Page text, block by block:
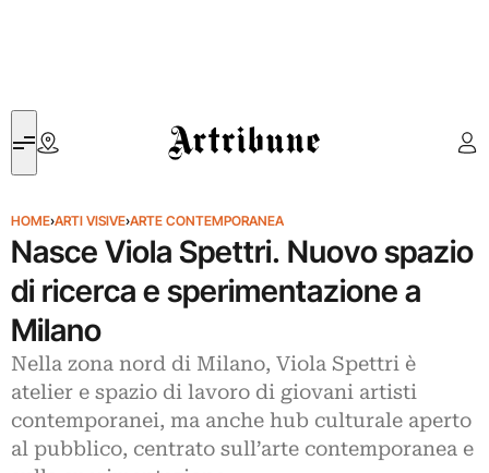
Artribune
HOME›ARTI VISIVE›ARTE CONTEMPORANEA
Nasce Viola Spettri. Nuovo spazio
di ricerca e sperimentazione a
Milano
Nella zona nord di Milano, Viola Spettri è
atelier e spazio di lavoro di giovani artisti
contemporanei, ma anche hub culturale aperto
al pubblico, centrato sull’arte contemporanea e